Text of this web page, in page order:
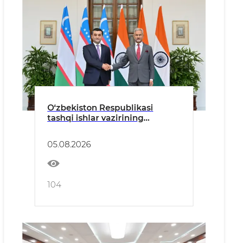
O‘zbekiston Respublikasi
tashqi ishlar vazirining
05.08.2026
104